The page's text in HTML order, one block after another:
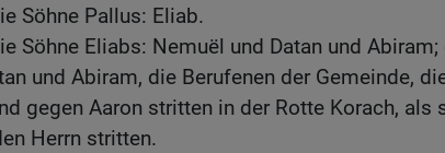
Söhne Pallus: Eliab.
Söhne Eliabs: Nemuël und Datan und Abiram;
und Abiram, die Berufenen der Gemeinde,
gegen Aaron stritten in der Rotte Korach, als
Herrn stritten.